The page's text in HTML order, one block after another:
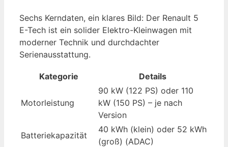
Sechs Kerndaten, ein klares Bild: Der Renault 5
E-Tech ist ein solider Elektro-Kleinwagen mit
moderner Technik und durchdachter
Serienausstattung.
Kategorie Details
Motorleistung
90 kW (122 PS) oder 110
kW (150 PS) – je nach
Version
Batteriekapazität
40 kWh (klein) oder 52 kWh
(groß) (ADAC)